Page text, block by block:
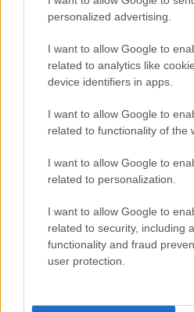
personalized advertising.
I want to allow Google to
related to analytics like
device identifiers in apps.
I want to allow Google to
related to functionality of the
I want to allow Google to
related to personalization.
I want to allow Google to
related to security, including
functionality and fraud
user protection.
Eureka Bridged PAX Gold (Terra
(KBTC)
Stride Staked Injective